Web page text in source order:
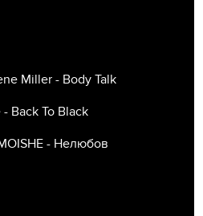
Miller - Body Talk
Back To Black
- Нелюбов